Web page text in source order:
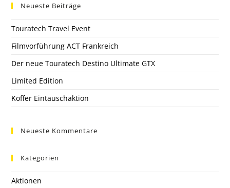
Neueste Beiträge
Touratech Travel Event
Filmvorführung ACT Frankreich
Der neue Touratech Destino Ultimate GTX
Limited Edition
Koffer Eintauschaktion
Neueste Kommentare
Kategorien
Aktionen